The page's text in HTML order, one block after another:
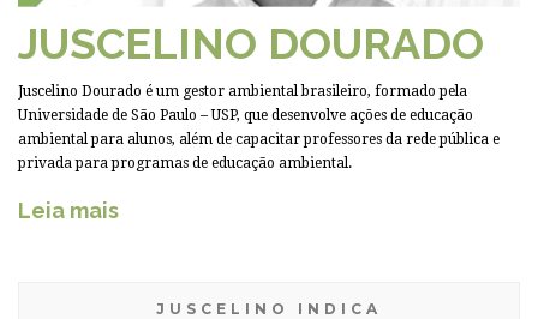
JUSCELINO DOURADO
Juscelino Dourado é um gestor ambiental brasileiro, formado pela
Universidade de São Paulo – USP, que desenvolve ações de educação
ambiental para alunos, além de capacitar professores da rede pública e
privada para programas de educação ambiental.
Leia mais
JUSCELINO INDICA